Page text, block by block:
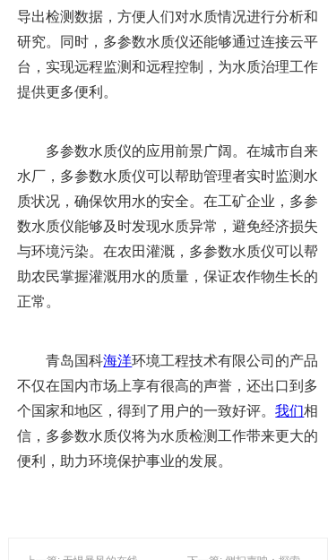
导出检测数据，方便人们对水质情况进行分析和
研究。同时，多参数水质仪还能够通过连接云平
台，实现远程监测和远程控制，为水质治理工作
提供更多便利。
多参数水质仪的应用前景广阔。在城市自来
水厂，多参数水质仪可以帮助管理者实时监测水
质状况，确保饮用水的安全。在工矿企业，多参
数水质仪能够及时发现水质异常，避免经济损失
与环境污染。在农田灌溉，多参数水质仪可以帮
助农民掌握灌溉用水的质量，保证农作物生长的
正常。
青岛国科海洋环境工程技术有限公司的产品
不仅在国内市场上享有很高的声誉，还出口到多
个国家和地区，得到了用户的一致好评。我们相
信，多参数水质仪将为水质检测工作带来更大的
便利，助力环境保护事业的发展。